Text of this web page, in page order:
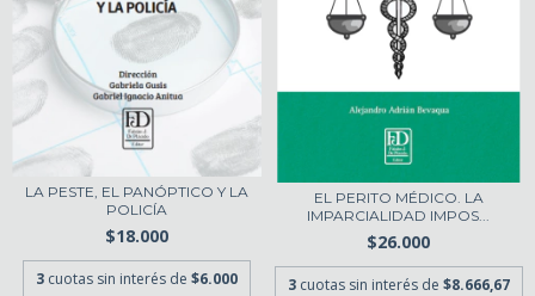
LA PESTE, EL PANÓPTICO Y LA
POLICÍA
$18.000
3 cuotas sin interés de $6.000
EL PERITO MÉDICO. LA
IMPARCIALIDAD IMPOS...
$26.000
3 cuotas sin interés de $8.666,67